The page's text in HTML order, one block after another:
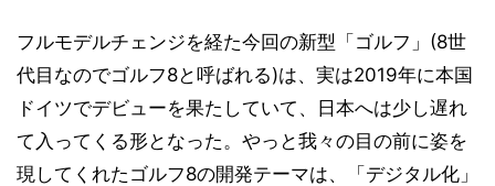
フルモデルチェンジを経た今回の新型「ゴルフ」(8世
代目なのでゴルフ8と呼ばれる)は、実は2019年に本国
ドイツでデビューを果たしていて、日本へは少し遅れ
て入ってくる形となった。やっと我々の目の前に姿を
現してくれたゴルフ8の開発テーマは、「デジタル化」